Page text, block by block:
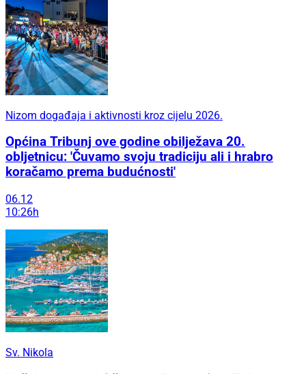
Nizom događaja i aktivnosti kroz cijelu 2026.
Općina Tribunj ove godine obilježava 20.
obljetnicu: 'Čuvamo svoju tradiciju ali i hrabro
koračamo prema budućnosti'
06.12
10:26h
Sv. Nikola